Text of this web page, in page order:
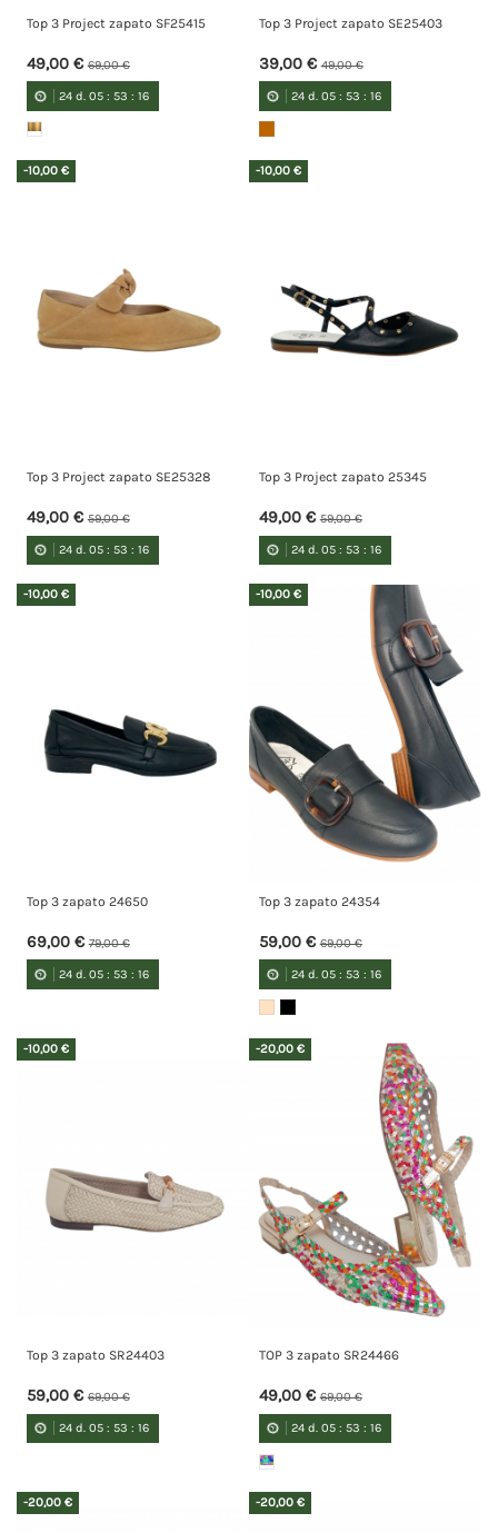
Top 3 Project zapato SF25415
49,00 €69,00 €
24 d. 05 :53 :15
Top 3 Project zapato SE25403
39,00 €49,00 €
24 d. 05 :53 :15
-10,00 €
Top 3 Project zapato SE25328
49,00 €59,00 €
24 d. 05 :53 :15
-10,00 €
Top 3 Project zapato 25345
49,00 €59,00 €
24 d. 05 :53 :15
-10,00 €
Top 3 zapato 24650
69,00 €79,00 €
24 d. 05 :53 :15
-10,00 €
Top 3 zapato 24354
59,00 €69,00 €
24 d. 05 :53 :15
-10,00 €
Top 3 zapato SR24403
59,00 €69,00 €
24 d. 05 :53 :15
-20,00 €
TOP 3 zapato SR24466
49,00 €69,00 €
24 d. 05 :53 :15
-20,00 € -20,00 €